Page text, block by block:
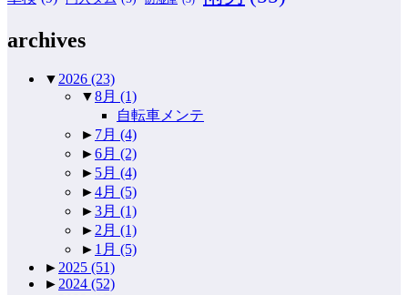
archives
▼ 2026 (23)
▼8月 (1)
自転車メンテ
► 7月 (4)
►6月 (2)
► 5月 (4)
►4月 (5)
►3月 (1)
► 2月 (1)
► 1月 (5)
► 2025 (51)
► 2024 (52)